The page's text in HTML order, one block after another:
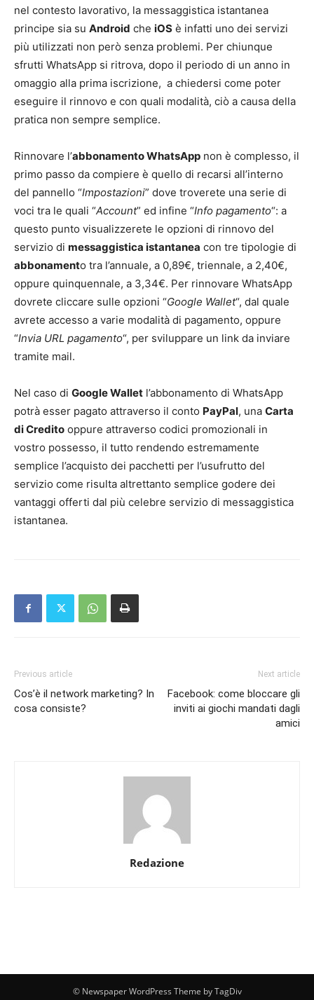
nel contesto lavorativo, la messaggistica istantanea
principe sia su Android che iOS è infatti uno dei servizi
più utilizzati non però senza problemi. Per chiunque
sfrutti WhatsApp si ritrova, dopo il periodo di un anno in
omaggio alla prima iscrizione, a chiedersi come poter
eseguire il rinnovo e con quali modalità, ciò a causa della
pratica non sempre semplice.
Rinnovare l’abbonamento WhatsApp non è complesso, il
primo passo da compiere è quello di recarsi all’interno
del pannello “Impostazioni” dove troverete una serie di
voci tra le quali “Account” ed infine “Info pagamento“: a
questo punto visualizzerete le opzioni di rinnovo del
servizio di messaggistica istantanea con tre tipologie di
abbonamento tra l’annuale, a 0,89€, triennale, a 2,40€,
oppure quinquennale, a 3,34€. Per rinnovare WhatsApp
dovrete cliccare sulle opzioni “Google Wallet“, dal quale
avrete accesso a varie modalità di pagamento, oppure
“Invia URL pagamento“, per sviluppare un link da inviare
tramite mail.
Nel caso di Google Wallet l’abbonamento di WhatsApp
potrà esser pagato attraverso il conto PayPal, una Carta
di Credito oppure attraverso codici promozionali in
vostro possesso, il tutto rendendo estremamente
semplice l’acquisto dei pacchetti per l’usufrutto del
servizio come risulta altrettanto semplice godere dei
vantaggi offerti dal più celebre servizio di messaggistica
istantanea.
Previous article
Cos’è il network marketing? In
cosa consiste?
Next article
Facebook: come bloccare gli
inviti ai giochi mandati dagli
amici
Redazione
© Newspaper WordPress Theme by TagDiv